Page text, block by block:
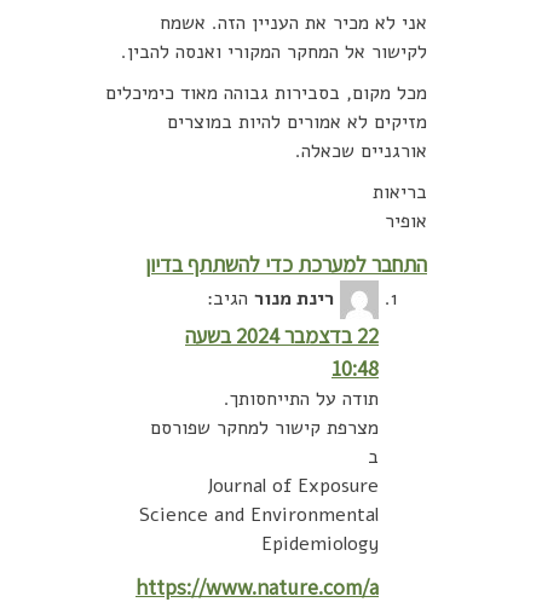
אני לא מכיר את העניין הזה. אשמח
לקישור אל המחקר המקורי ואנסה להבין.
מכל מקום, בסבירות גבוהה מאוד כימיכלים
מזיקים לא אמורים להיות במוצרים
אורגניים שכאלה.
בריאות
אופיר
התחבר למערכת כדי להשתתף בדיון
רינת מנור הגיב:
22 בדצמבר 2024 בשעה
10:48
תודה על התייחסותך.
מצרפת קישור למחקר שפורסם
ב
Journal of Exposure
Science and Environmental
Epidemiology
https://www.nature.com/a